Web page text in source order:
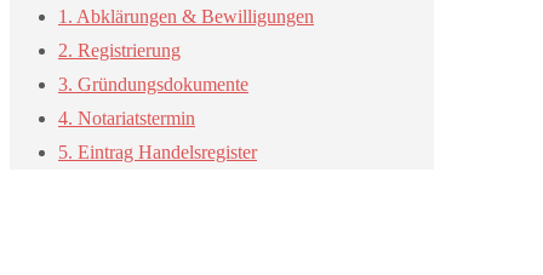
1. Abklärungen & Bewilligungen
2. Registrierung
3. Gründungsdokumente
4. Notariatstermin
5. Eintrag Handelsregister